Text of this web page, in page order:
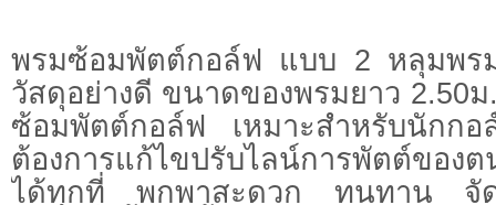
พรมซ้อมพัตต์กอล์ฟ แบบ 2 หลุมพร
วัสดุอย่างดี ขนาดของพรมยาว 2.50
ซ้อมพัตต์กอล์ฟ เหมาะสำหรับนักก
ต้องการแก้ไขปรับไลน์การพัตต์ของ
ได้ทุกที่ พกพาสะดวก ทนทาน จัดเ